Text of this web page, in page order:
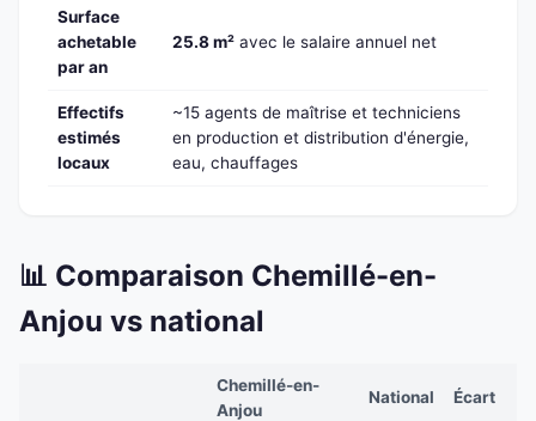
Surface
achetable
par an
25.8 m² avec le salaire annuel net
Effectifs
estimés
locaux
~15 agents de maîtrise et techniciens
en production et distribution d'énergie,
eau, chauffages
📊 Comparaison Chemillé-en-
Anjou vs national
Chemillé-en-
Anjou
National Écart